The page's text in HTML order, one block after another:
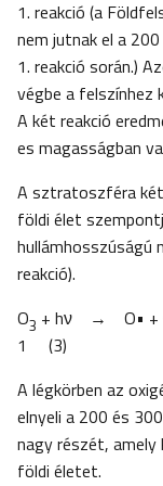
1. reakció (a
nem jutnak el a
1. reakció során.)
végbe a felszínhez
A két reakció
es magasságban
A sztratoszféra
földi élet
hullámhosszúságú
reakció).
O3 + hν → O• +
1 (3)
A légkörben az
elnyeli a 200 és
nagy részét, amely
földi életet.